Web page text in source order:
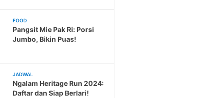
FOOD
Pangsit Mie Pak Ri: Porsi
Jumbo, Bikin Puas!
JADWAL
Ngalam Heritage Run 2024:
Daftar dan Siap Berlari!